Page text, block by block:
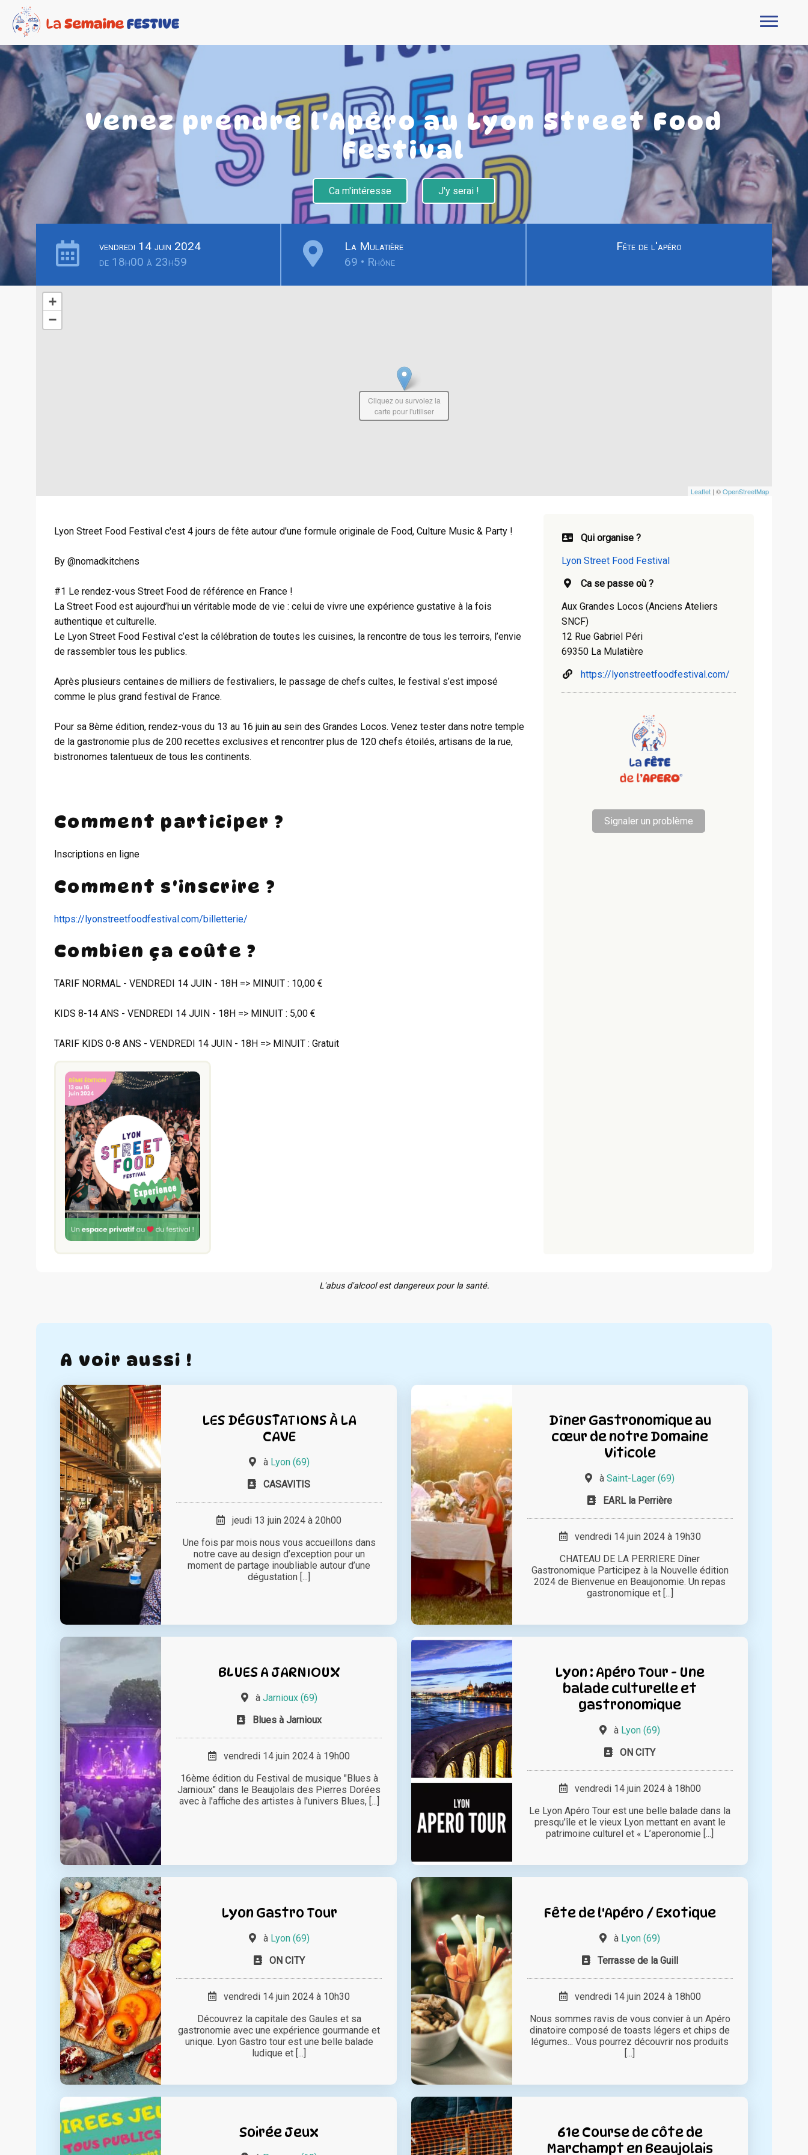
Venez prendre l'Apéro au Lyon Street Food
Festival
Ca m'intéresse J'y serai !
vendredi 14 juin 2024
de 18h00 à 23h59
La Mulatière
69 • Rhône
Fête de l'apéro
+
−
Leaflet | ©OpenStreetMap
Cliquez ou survolez la
carte pour l'utiliser
Lyon Street Food Festival c'est 4 jours de fête autour d'une formule originale de Food, Culture Music & Party !
By @nomadkitchens
#1 Le rendez-vous Street Food de référence en France !
La Street Food est aujourd’hui un véritable mode de vie : celui de vivre une expérience gustative à la fois
authentique et culturelle.
Le Lyon Street Food Festival c’est la célébration de toutes les cuisines, la rencontre de tous les terroirs, l’envie
de rassembler tous les publics.
Après plusieurs centaines de milliers de festivaliers, le passage de chefs cultes, le festival s’est imposé
comme le plus grand festival de France.
Pour sa 8ème édition, rendez-vous du 13 au 16 juin au sein des Grandes Locos. Venez tester dans notre temple
de la gastronomie plus de 200 recettes exclusives et rencontrer plus de 120 chefs étoilés, artisans de la rue,
bistronomes talentueux de tous les continents.
Comment participer ?
Inscriptions en ligne
Comment s'inscrire ?
https://lyonstreetfoodfestival.com/billetterie/
Combien ça coûte ?
TARIF NORMAL - VENDREDI 14 JUIN - 18H => MINUIT : 10,00 €
KIDS 8-14 ANS - VENDREDI 14 JUIN - 18H => MINUIT : 5,00 €
TARIF KIDS 0-8 ANS - VENDREDI 14 JUIN - 18H => MINUIT : Gratuit
Qui organise ?
Lyon Street Food Festival
Ca se passe où ?
Aux Grandes Locos (Anciens Ateliers
SNCF)
12 Rue Gabriel Péri
69350 La Mulatière
https://lyonstreetfoodfestival.com/
Signaler un problème
L'abus d'alcool est dangereux pour la santé.
A voir aussi !
LES DÉGUSTATIONS À LA
CAVE
à Lyon (69)
CASAVITIS
jeudi 13 juin 2024 à 20h00
Une fois par mois nous vous accueillons dans
notre cave au design d’exception pour un
moment de partage inoubliable autour d’une
dégustation [...]
Dîner Gastronomique au
cœur de notre Domaine
Viticole
àSaint-Lager (69)
EARL la Perrière
vendredi 14 juin 2024 à 19h30
CHATEAU DE LA PERRIERE Dîner
Gastronomique Participez à la Nouvelle édition
2024 de Bienvenue en Beaujonomie. Un repas
gastronomique et [...]
BLUES A JARNIOUX
à Jarnioux (69)
Blues à Jarnioux
vendredi 14 juin 2024 à 19h00
16ème édition du Festival de musique "Blues à
Jarnioux" dans le Beaujolais des Pierres Dorées
avec à l'affiche des artistes à l'univers Blues, [...]
Lyon : Apéro Tour - Une
balade culturelle et
gastronomique
à Lyon (69)
ON CITY
vendredi 14 juin 2024 à 18h00
Le Lyon Apéro Tour est une belle balade dans la
presqu’île et le vieux Lyon mettant en avant le
patrimoine culturel et « L’aperonomie [...]
Lyon Gastro Tour
à Lyon (69)
ON CITY
vendredi 14 juin 2024 à 10h30
Découvrez la capitale des Gaules et sa
gastronomie avec une expérience gourmande et
unique. Lyon Gastro tour est une belle balade
ludique et [...]
Fête de l'Apéro / Exotique
à Lyon (69)
Terrasse de la Guill
vendredi 14 juin 2024 à 18h00
Nous sommes ravis de vous convier à un Apéro
dinatoire composé de toasts légers et chips de
légumes... Vous pourrez découvrir nos produits
[...]
Soirée Jeux
61e Course de côte de
Marchampt en Beaujolais